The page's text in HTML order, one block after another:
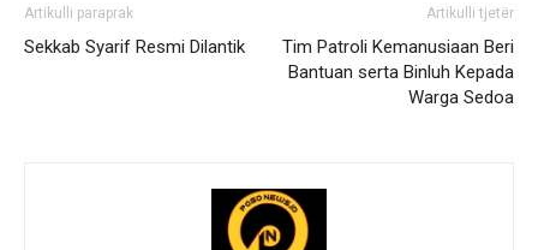
Artikulli paraprak
Sekkab Syarif Resmi Dilantik
Artikulli tjetër
Tim Patroli Kemanusiaan Beri
Bantuan serta Binluh Kepada
Warga Sedoa